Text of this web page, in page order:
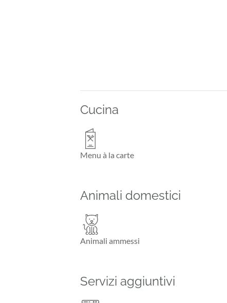
Cucina
Menu à la carte
Animali domestici
Animali ammessi
Servizi aggiuntivi